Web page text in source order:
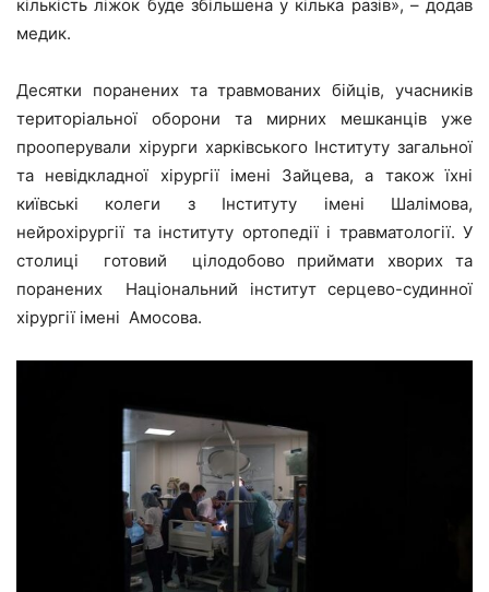
кількість ліжок буде збільшена у кілька разів», – додав
медик.
Десятки поранених та травмованих бійців, учасників
територіальної оборони та мирних мешканців уже
прооперували хірурги харківського Інституту загальної
та невідкладної хірургії імені Зайцева, а також їхні
київські колеги з Інституту імені Шалімова,
нейрохірургії та інституту ортопедії і травматології. У
столиці готовий цілодобово приймати хворих та
поранених Національний інститут серцево-судинної
хірургії імені Амосова.